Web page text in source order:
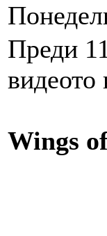
Преди
Wings